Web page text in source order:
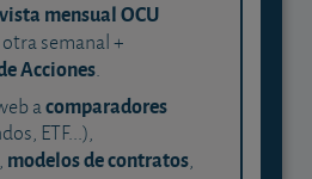
mensual OCU
otra semanal +
Acciones.
acomparadores
ETF...),
, modelos de contratos,